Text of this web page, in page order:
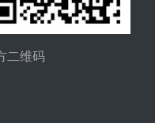
二维码